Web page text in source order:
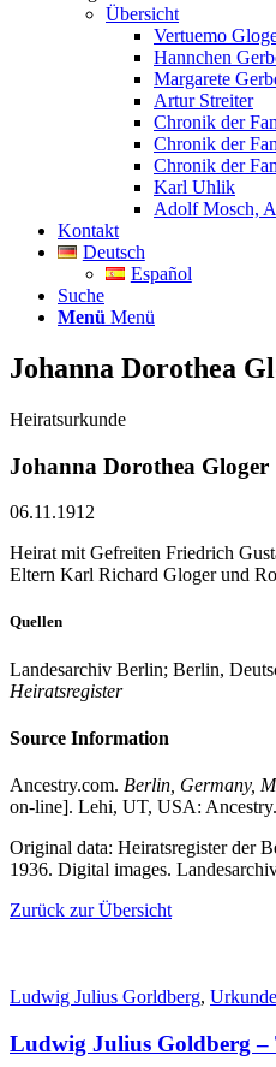
Übersicht
Vertuemo
Hannchen
Margarete
Artur Streiter
Chronik der
Chronik der
Chronik der
Karl Uhlik
Adolf Mosch,
Kontakt
Deutsch
Español
Suche
Menü Menü
Johanna Dorothea
Heiratsurkunde
Johanna Dorothea Gloger
06.11.1912
Heirat mit Gefreiten Friedrich
Eltern Karl Richard Gloger und
Quellen
Landesarchiv Berlin; Berlin,
Heiratsregister
Source Information
Ancestry.com. Berlin, Germany,
on-line]. Lehi, UT, USA:
Original data: Heiratsregister der
1936. Digital images.
Zurück zur Übersicht
Ludwig Julius Gorldberg,
Ludwig Julius Goldberg –